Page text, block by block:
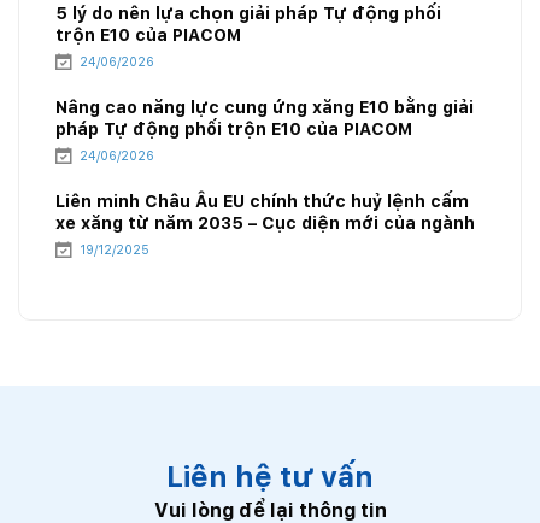
5 lý do nên lựa chọn giải pháp Tự động phối
trộn E10 của PIACOM
24/06/2026
Nâng cao năng lực cung ứng xăng E10 bằng giải
pháp Tự động phối trộn E10 của PIACOM
24/06/2026
Liên minh Châu Âu EU chính thức huỷ lệnh cấm
xe xăng từ năm 2035 – Cục diện mới của ngành
năng lượng
19/12/2025
Liên hệ tư vấn
Vui lòng để lại thông tin